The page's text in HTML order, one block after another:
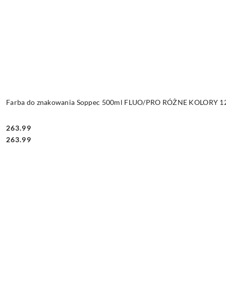
Farba do znakowania Soppec 500ml FLUO/PRO RÓŻNE KOLORY
Cena:
263.99
Cena:
263.99